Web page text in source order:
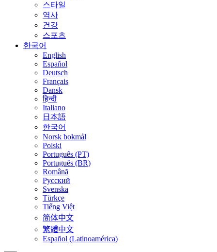
스타일
역사
건강
스포츠
한국어
English
Español
Deutsch
Français
Dansk
हिन्दी
Italiano
日本語
한국어
Norsk bokmål
Polski
Português (PT)
Português (BR)
Română
Русский
Svenska
Türkçe
Tiếng Việt
简体中文
繁體中文
Español (Latinoamérica)